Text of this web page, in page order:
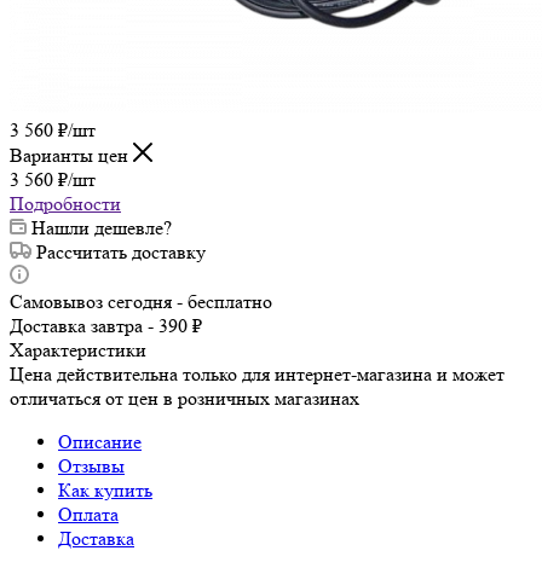
3 560 ₽/шт
Варианты цен
3 560 ₽/шт
Подробности
Нашли дешевле?
Рассчитать доставку
Самовывоз сегодня - бесплатно
Доставка завтра - 390 ₽
Характеристики
Цена действительна только для интернет-магазина и может
отличаться от цен в розничных магазинах
Описание
Отзывы
Как купить
Оплата
Доставка